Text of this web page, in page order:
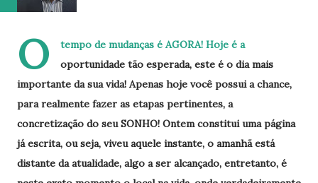
O
tempo de mudanças é AGORA! Hoje é a
oportunidade tão esperada, este é o dia mais
importante da sua vida! Apenas hoje você possui a chance,
para realmente fazer as etapas pertinentes, a
concretização do seu SONHO! Ontem constitui uma página
já escrita, ou seja, viveu aquele instante, o amanhã está
distante da atualidade, algo a ser alcançado, entretanto, é